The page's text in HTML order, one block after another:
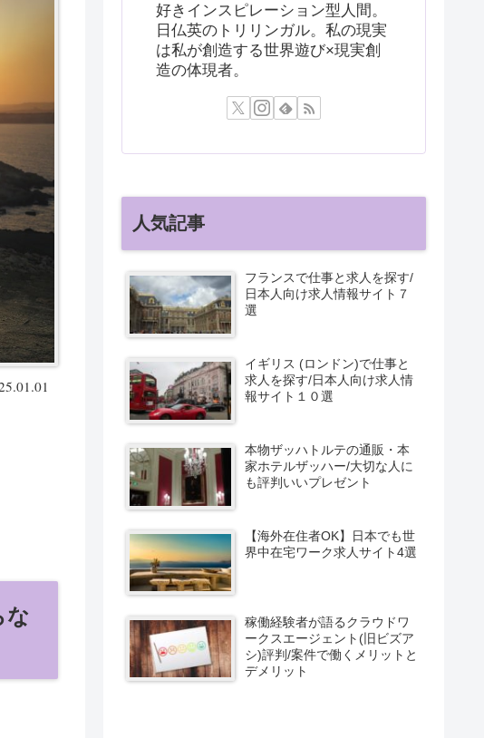
な
好きインスピレーション型人間。
日仏英のトリリンガル。私の現実
は私が創造する世界遊び×現実創
造の体現者。
人気記事
フランスで仕事と求人を探す/
日本人向け求人情報サイト７
選
イギリス (ロンドン)で仕事と
求人を探す/日本人向け求人情
報サイト１０選
本物ザッハトルテの通販・本
家ホテルザッハー/大切な人に
も評判いいプレゼント
【海外在住者OK】日本でも世
界中在宅ワーク求人サイト4選
稼働経験者が語るクラウドワ
ークスエージェント(旧ビズア
シ)評判/案件で働くメリットと
デメリット